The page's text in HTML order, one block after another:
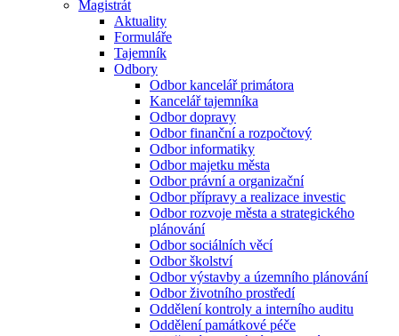
Magistrát
Aktuality
Formuláře
Tajemník
Odbory
Odbor kancelář primátora
Kancelář tajemníka
Odbor dopravy
Odbor finanční a rozpočtový
Odbor informatiky
Odbor majetku města
Odbor právní a organizační
Odbor přípravy a realizace investic
Odbor rozvoje města a strategického
plánování
Odbor sociálních věcí
Odbor školství
Odbor výstavby a územního plánování
Odbor životního prostředí
Oddělení kontroly a interního auditu
Oddělení památkové péče